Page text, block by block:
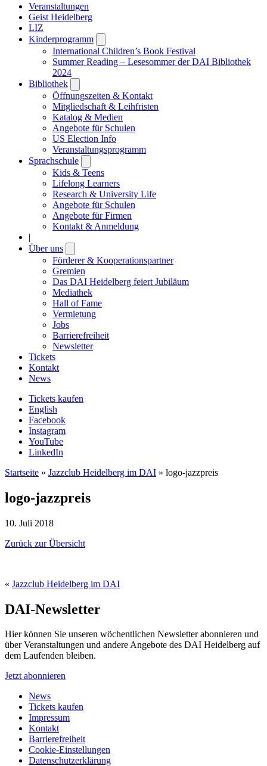
Veranstaltungen
Geist Heidelberg
LIZ
Kinderprogramm
submenu
International Children’s Book Festival
Summer Reading – Lesesommer der DAI Bibliothek
2024
Bibliothek
submenu
Öffnungszeiten & Kontakt
Mitgliedschaft & Leihfristen
Katalog & Medien
Angebote für Schulen
US Election Info
Veranstaltungsprogramm
Sprachschule
submenu
Kids & Teens
Lifelong Learners
Research & University Life
Angebote für Schulen
Angebote für Firmen
Kontakt & Anmeldung
|
Über uns
submenu
Förderer & Kooperationspartner
Gremien
Das DAI Heidelberg feiert Jubiläum
Mediathek
Hall of Fame
Vermietung
Jobs
Barrierefreiheit
Newsletter
Tickets
Kontakt
News
Tickets kaufen
English
Facebook
Instagram
YouTube
LinkedIn
Startseite » Jazzclub Heidelberg im DAI » logo-jazzpreis
logo-jazzpreis
10. Juli 2018
Zurück zur Übersicht
« Jazzclub Heidelberg im DAI
DAI-Newsletter
Hier können Sie unseren wöchentlichen Newsletter abonnieren und
über Veranstaltungen und andere Angebote des DAI Heidelberg auf
dem Laufenden bleiben.
Jetzt abonnieren
News
Tickets kaufen
Impressum
Kontakt
Barrierefreiheit
Cookie-Einstellungen
Datenschutzerklärung